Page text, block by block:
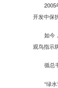
2005
开发中保
如今
观鸟指示
循总
“绿